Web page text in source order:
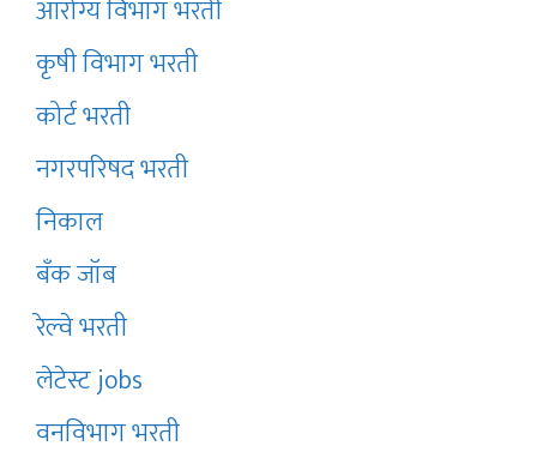
आरोग्य विभाग भरती
कृषी विभाग भरती
कोर्ट भरती
नगरपरिषद भरती
निकाल
बँक जॉब
रेल्वे भरती
लेटेस्ट jobs
वनविभाग भरती